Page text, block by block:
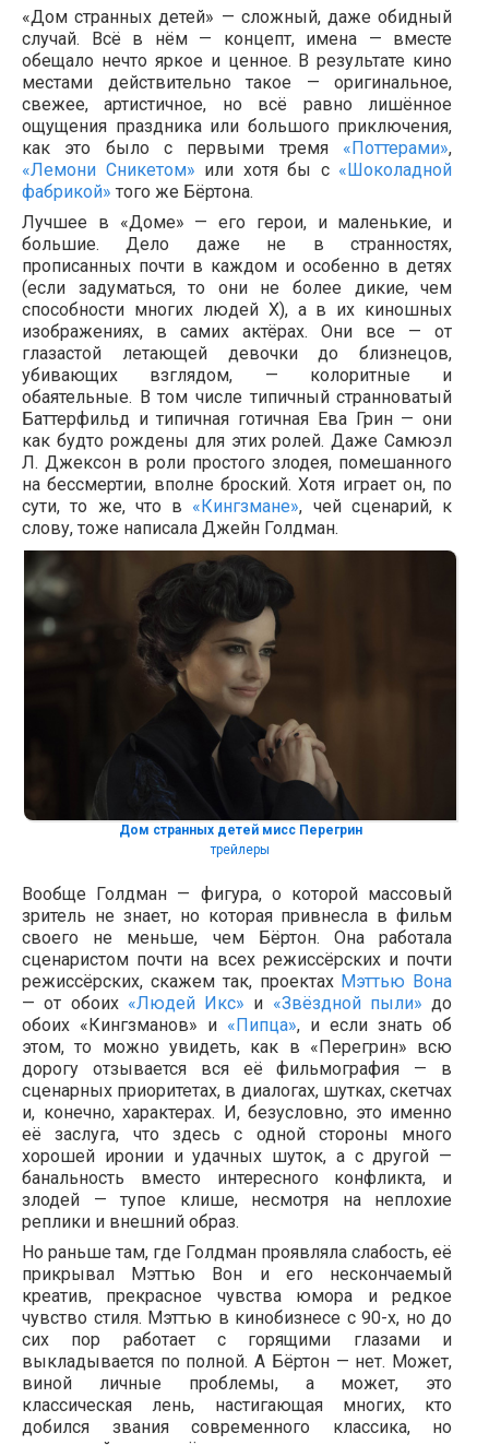
«Дом странных детей» — сложный, даже обидный
случай. Всё в нём — концепт, имена — вместе
обещало нечто яркое и ценное. В результате кино
местами действительно такое — оригинальное,
свежее, артистичное, но всё равно лишённое
ощущения праздника или большого приключения,
как это было с первыми тремя «Поттерами»,
«Лемони Сникетом» или хотя бы с «Шоколадной
фабрикой» того же Бёртона.
Лучшее в «Доме» — его герои, и маленькие, и
большие. Дело даже не в странностях,
прописанных почти в каждом и особенно в детях
(если задуматься, то они не более дикие, чем
способности многих людей Х), а в их киношных
изображениях, в самих актёрах. Они все — от
глазастой летающей девочки до близнецов,
убивающих взглядом, — колоритные и
обаятельные. В том числе типичный странноватый
Баттерфильд и типичная готичная Ева Грин — они
как будто рождены для этих ролей. Даже Самюэл
Л. Джексон в роли простого злодея, помешанного
на бессмертии, вполне броский. Хотя играет он, по
сути, то же, что в «Кингзмане», чей сценарий, к
слову, тоже написала Джейн Голдман.
Дом странных детей мисс Перегрин
трейлеры
Вообще Голдман — фигура, о которой массовый
зритель не знает, но которая привнесла в фильм
своего не меньше, чем Бёртон. Она работала
сценаристом почти на всех режиссёрских и почти
режиссёрских, скажем так, проектах Мэттью Вона
— от обоих «Людей Икс» и «Звёздной пыли» до
обоих «Кингзманов» и «Пипца», и если знать об
этом, то можно увидеть, как в «Перегрин» всю
дорогу отзывается вся её фильмография — в
сценарных приоритетах, в диалогах, шутках, скетчах
и, конечно, характерах. И, безусловно, это именно
её заслуга, что здесь с одной стороны много
хорошей иронии и удачных шуток, а с другой —
банальность вместо интересного конфликта, и
злодей — тупое клише, несмотря на неплохие
реплики и внешний образ.
Но раньше там, где Голдман проявляла слабость, её
прикрывал Мэттью Вон и его нескончаемый
креатив, прекрасное чувства юмора и редкое
чувство стиля. Мэттью в кинобизнесе с 90-х, но до
сих пор работает с горящими глазами и
выкладывается по полной. А Бёртон — нет. Может,
виной личные проблемы, а может, это
классическая лень, настигающая многих, кто
добился звания современного классика, но